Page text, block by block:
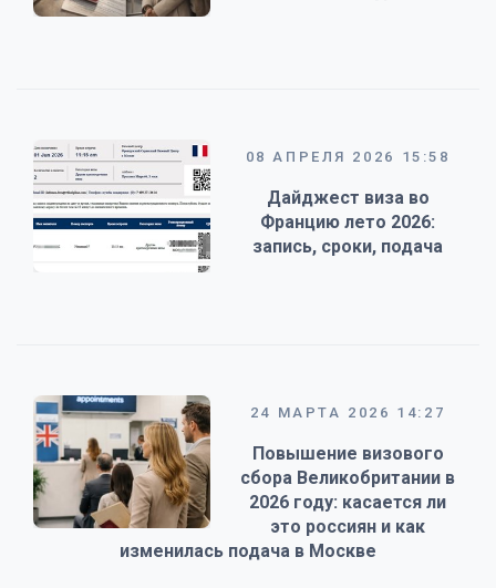
08 АПРЕЛЯ 2026 15:58
Дайджест виза во
Францию лето 2026:
запись, сроки, подача
24 МАРТА 2026 14:27
Повышение визового
сбора Великобритании в
2026 году: касается ли
это россиян и как
изменилась подача в Москве